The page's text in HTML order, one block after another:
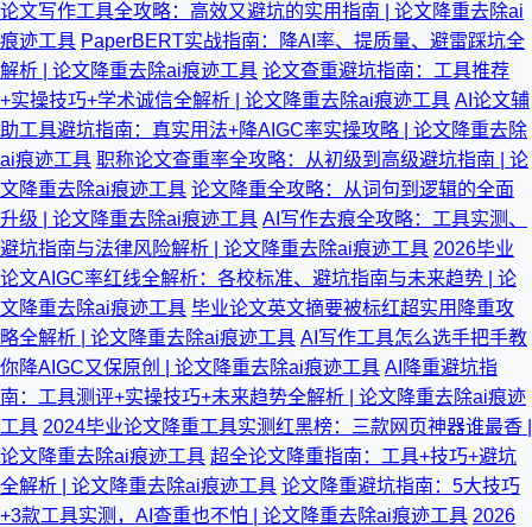
论文写作工具全攻略：高效又避坑的实用指南 | 论文降重去除ai
痕迹工具 PaperBERT实战指南：降AI率、提质量、避雷踩坑全
解析 | 论文降重去除ai痕迹工具 论文查重避坑指南：工具推荐
+实操技巧+学术诚信全解析 | 论文降重去除ai痕迹工具 AI论文辅
助工具避坑指南：真实用法+降AIGC率实操攻略 | 论文降重去除
ai痕迹工具 职称论文查重率全攻略：从初级到高级避坑指南 | 论
文降重去除ai痕迹工具 论文降重全攻略：从词句到逻辑的全面
升级 | 论文降重去除ai痕迹工具 AI写作去痕全攻略：工具实测、
避坑指南与法律风险解析 | 论文降重去除ai痕迹工具 2026毕业
论文AIGC率红线全解析：各校标准、避坑指南与未来趋势 | 论
文降重去除ai痕迹工具 毕业论文英文摘要被标红超实用降重攻
略全解析 | 论文降重去除ai痕迹工具 AI写作工具怎么选手把手教
你降AIGC又保原创 | 论文降重去除ai痕迹工具 AI降重避坑指
南：工具测评+实操技巧+未来趋势全解析 | 论文降重去除ai痕迹
工具 2024毕业论文降重工具实测红黑榜：三款网页神器谁最香 |
论文降重去除ai痕迹工具 超全论文降重指南：工具+技巧+避坑
全解析 | 论文降重去除ai痕迹工具 论文降重避坑指南：5大技巧
+3款工具实测，AI查重也不怕 | 论文降重去除ai痕迹工具 2026